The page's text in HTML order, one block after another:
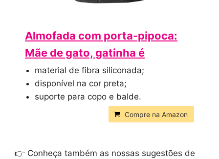
Almofada com porta-pipoca:
Mãe de gato, gatinha é
material de fibra siliconada;
disponível na cor preta;
suporte para copo e balde.
Compre na Amazon
👉 Conheça também as nossas sugestões de